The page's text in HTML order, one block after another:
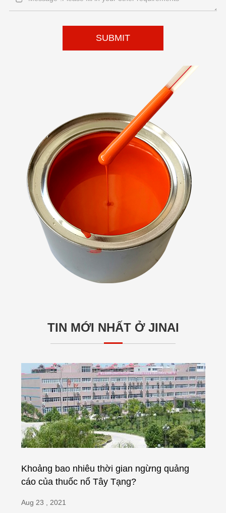
SUBMIT
TIN MỚI NHẤT Ở JINAI
Khoảng bao nhiêu thời gian ngừng quảng
cáo của thuốc nổ Tây Tạng?
Aug 23 , 2021